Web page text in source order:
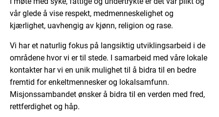
vår glede å vise respekt, medmenneskelighet og
kjærlighet, uavhengig av kjønn, religion og rase.
Vi har et naturlig fokus på langsiktig utviklingsarbeid i de
områdene hvor vi er til stede. I samarbeid med våre lokale
kontakter har vi en unik mulighet til å bidra til en bedre
fremtid for enkeltmennesker og lokalsamfunn.
Misjonssambandet ønsker å bidra til en verden med fred,
rettferdighet og håp.